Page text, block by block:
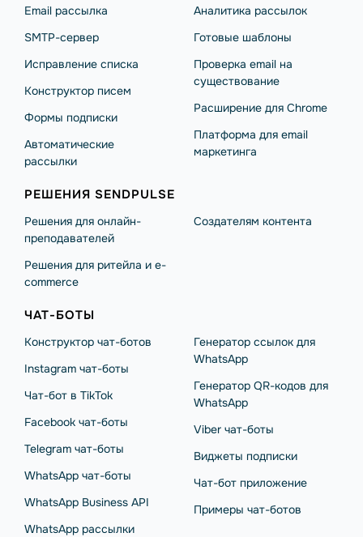
Email рассылка
SMTP-сервер
Исправление списка
Конструктор писем
Формы подписки
Автоматические
рассылки
Аналитика рассылок
Готовые шаблоны
Проверка email на
существование
Расширение для Chrome
Платформа для email
маркетинга
РЕШЕНИЯ SENDPULSE
Решения для онлайн-
преподавателей
Решения для ритейла и e-
commerce
Создателям контента
ЧАТ-БОТЫ
Конструктор чат-ботов
Instagram чат-боты
Чат-бот в TikTok
Facebook чат-боты
Telegram чат-боты
WhatsApp чат-боты
WhatsApp Business API
WhatsApp рассылки
Генератор ссылок для
WhatsApp
Генератор QR-кодов для
WhatsApp
Viber чат-боты
Виджеты подписки
Чат-бот приложение
Примеры чат-ботов